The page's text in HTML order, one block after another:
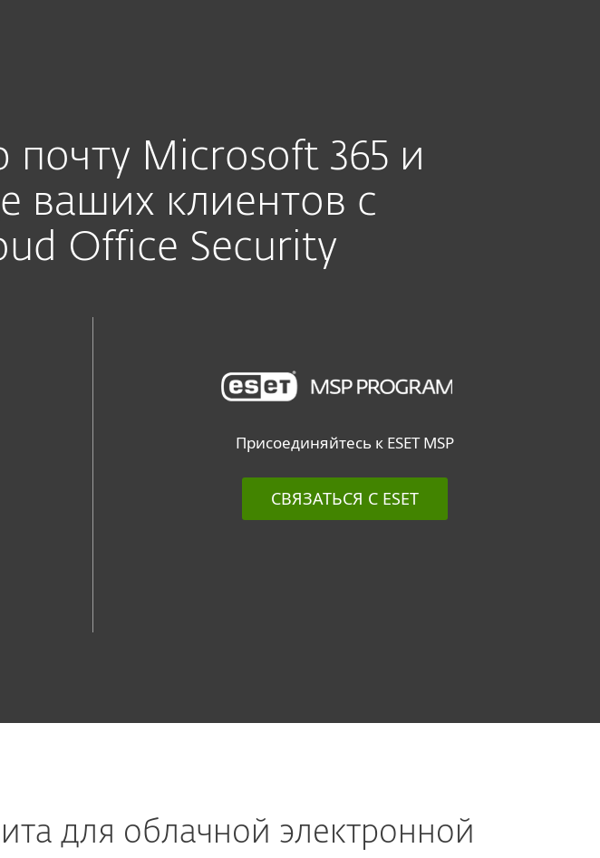
Microsoft 365 и
ваших клиентов с
Office Security
Присоединяйтесь к ESET MSP
СВЯЗАТЬСЯ С ESET
для облачной электронной